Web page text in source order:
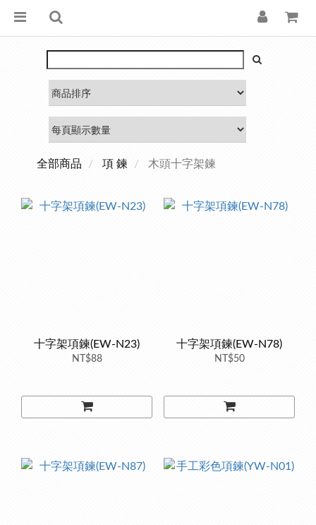
全部商品 項 鍊 木頭十字架鍊
十字架項鍊(EW-N23)
NT$88
十字架項鍊(EW-N78)
NT$50